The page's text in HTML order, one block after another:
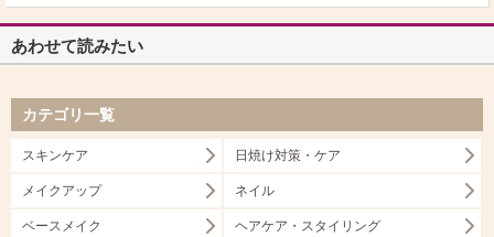
あわせて読みたい
カテゴリ一覧
スキンケア 日焼け対策・ケア
メイクアップ ネイル
ベースメイク ヘアケア・スタイリング